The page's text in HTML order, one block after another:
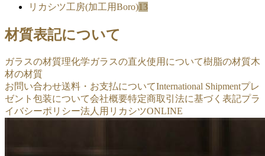
リカシツ工房(加工用Boro)13
材質表記について
ガラスの材質理化学ガラスの直火使用について樹脂の材質木
材の材質
お問い合わせ送料・お支払についてInternational Shipmentプレ
ゼント包装について会社概要特定商取引法に基づく表記プラ
イバシーポリシー法人用リカシツONLINE